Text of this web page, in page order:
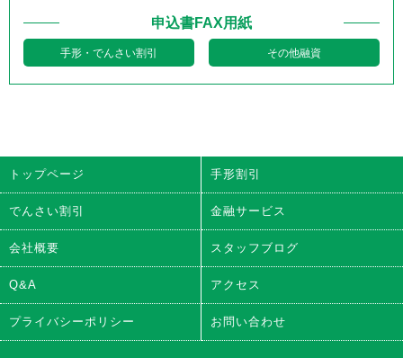
申込書FAX用紙
手形・でんさい割引 その他融資
トップページ 手形割引
でんさい割引 金融サービス
会社概要 スタッフブログ
Q&A アクセス
プライバシーポリシー お問い合わせ